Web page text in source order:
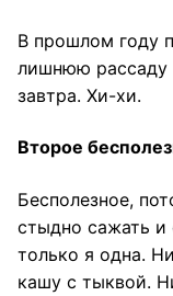
В прошлом году
лишнюю рассаду
завтра. Хи-хи.
Второе
Бесполезное,
стыдно сажать и
только я одна.
кашу с тыквой.